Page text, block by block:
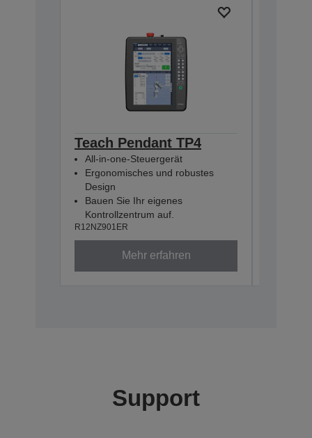
Teach Pendant TP4
All-in-one-Steuergerät
Ergonomisches und robustes
Design
Bauen Sie Ihr eigenes
Kontrollzentrum auf.
R12NZ901ER
Mehr erfahren
Support